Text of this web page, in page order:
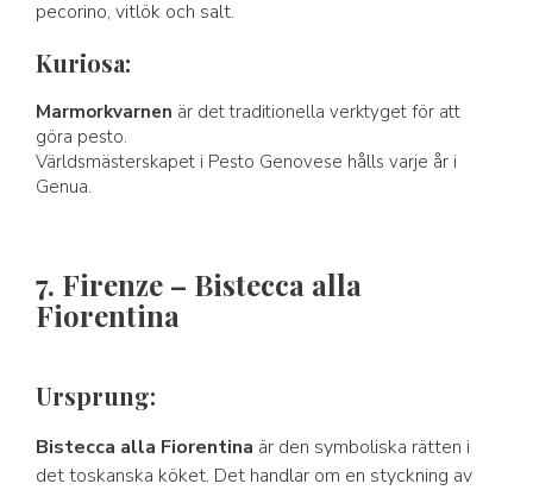
pecorino, vitlök och salt.
Kuriosa:
Marmorkvarnen är det traditionella verktyget för att
göra pesto.
Världsmästerskapet i Pesto Genovese hålls varje år i
Genua.
7. Firenze – Bistecca alla
Fiorentina
Ursprung:
Bistecca alla Fiorentina är den symboliska rätten i
det toskanska köket. Det handlar om en styckning av